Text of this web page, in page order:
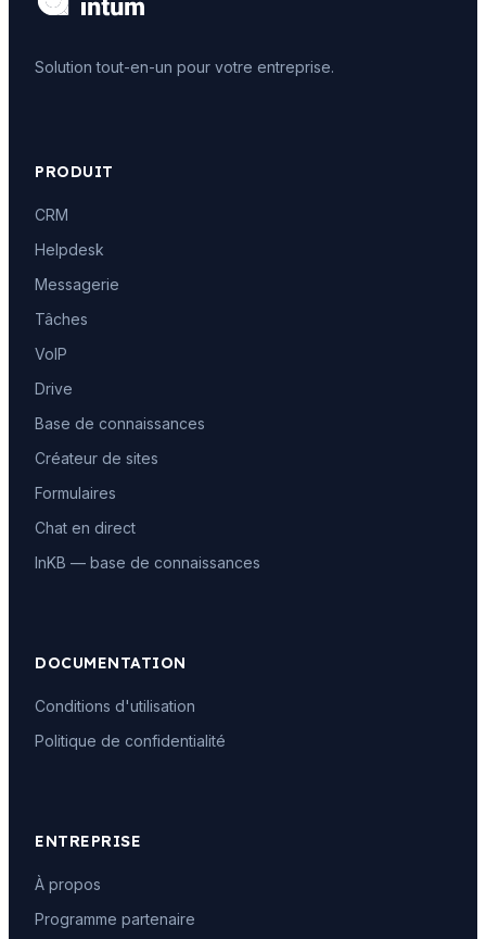
Solution tout-en-un pour votre entreprise.
PRODUIT
CRM
Helpdesk
Messagerie
Tâches
VoIP
Drive
Base de connaissances
Créateur de sites
Formulaires
Chat en direct
InKB — base de connaissances
DOCUMENTATION
Conditions d'utilisation
Politique de confidentialité
ENTREPRISE
À propos
Programme partenaire